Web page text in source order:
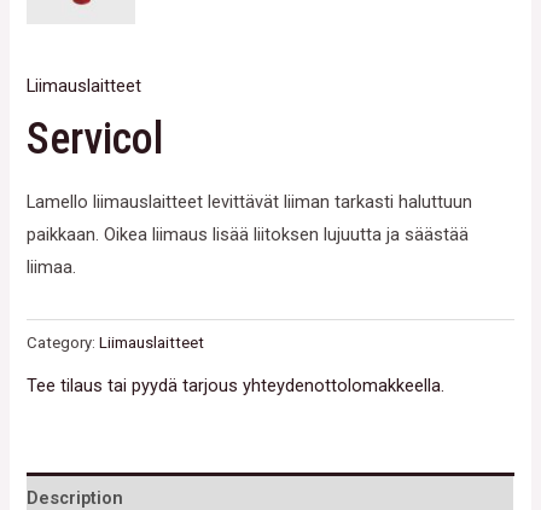
Liimauslaitteet
Servicol
Lamello liimauslaitteet levittävät liiman tarkasti haluttuun
paikkaan. Oikea liimaus lisää liitoksen lujuutta ja säästää
liimaa.
Category:Liimauslaitteet
Tee tilaus tai pyydä tarjous yhteydenottolomakkeella.
Description